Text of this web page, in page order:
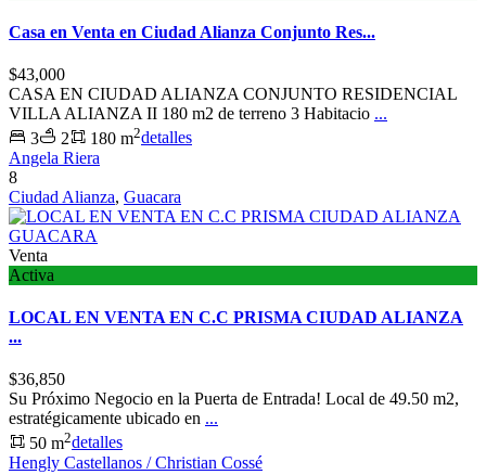
Casa en Venta en Ciudad Alianza Conjunto Res...
$43,000
CASA EN CIUDAD ALIANZA CONJUNTO RESIDENCIAL
VILLA ALIANZA II 180 m2 de terreno 3 Habitacio ...
3
2 180 m2detalles
Angela Riera
8
Ciudad Alianza, Guacara
Venta
Activa
LOCAL EN VENTA EN C.C PRISMA CIUDAD ALIANZA
...
$36,850
Su Próximo Negocio en la Puerta de Entrada! Local de 49.50 m2,
estratégicamente ubicado en ...
50 m2detalles
Hengly Castellanos / Christian Cossé